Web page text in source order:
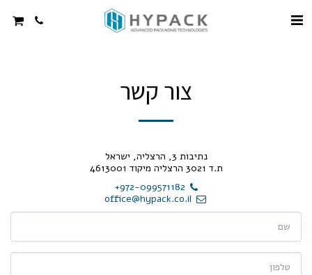
צור קשר
נתיבות 3, הרצליה, ישראל
ת.ד 3021 הרצליה מיקוד 4613001
+972-099571182
office@hypack.co.il